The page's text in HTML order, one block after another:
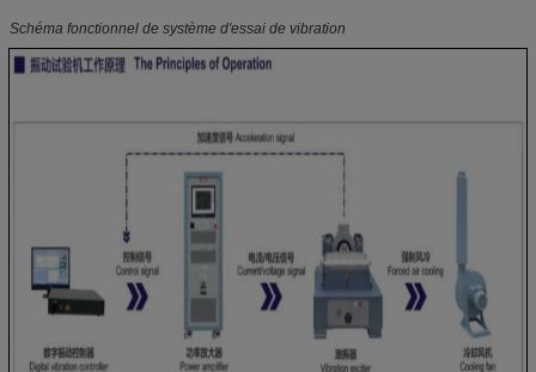
Schéma fonctionnel de système d'essai de vibration